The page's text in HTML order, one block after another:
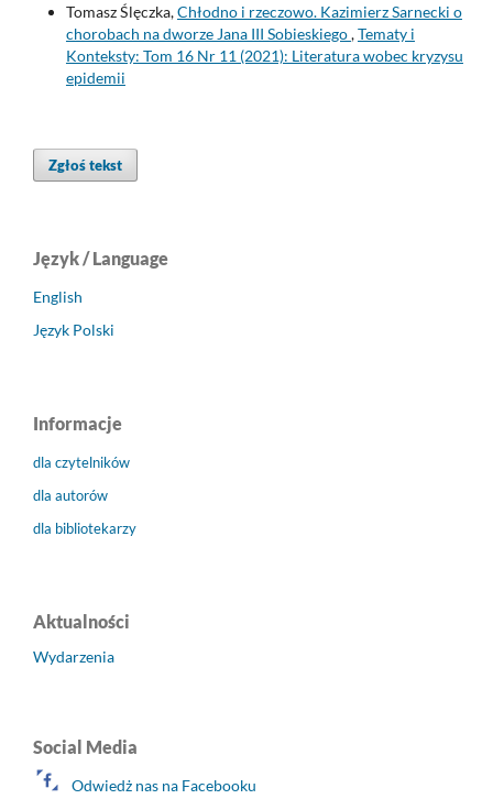
Tomasz Ślęczka,Chłodno i rzeczowo. Kazimierz Sarnecki o
chorobach na dworze Jana III Sobieskiego,Tematy i
Konteksty: Tom 16 Nr 11 (2021): Literatura wobec kryzysu
epidemii
Zgłoś tekst
Język / Language
English
Język Polski
Informacje
dla czytelników
dla autorów
dla bibliotekarzy
Aktualności
Wydarzenia
Social Media
Odwiedż nas na Facebooku